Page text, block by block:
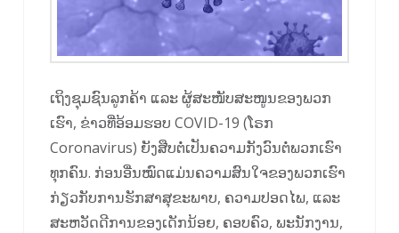
ເຖິງຊຸມຊົນລູກຄ້າ ແລະ ຜູ້ສະໜັບສະໜູນຂອງພວກ
ເຮົາ, ຂ່າວທີ່ອ້ອມຮອບ COVID-19 (ໂຣກ
Coronavirus) ຍັງສືບຕໍ່ເປັນຄວາມກັງວົນຕໍ່ພວກເຮົາ
ທຸກຄົນ. ກ່ອນ​ອື່ນ​ໝົດ​ແມ່ນ​ຄວາມ​ສົນ​ໃຈ​ຂອງ​ພວກ​ເຮົາ​
ກ່ຽວ​ກັບ​ການ​ຮັກສາ​ສຸຂະພາບ, ຄວາມ​ປອດ​ໄພ, ​ແລະ
ສະຫວັດດີ​ການ​ຂອງ​ເດັກນ້ອຍ, ຄອບຄົວ, ພະນັກງານ, ​